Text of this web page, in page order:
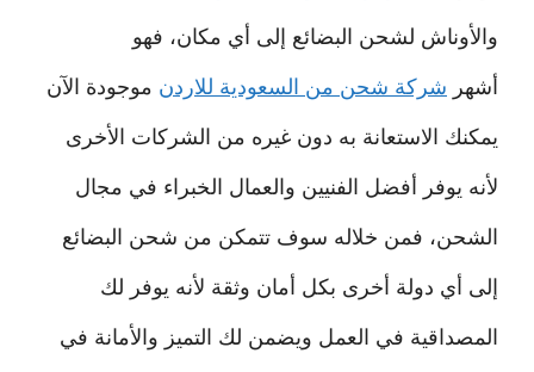
والأوناش لشحن البضائع إلى أي مكان، فهو
أشهر شركة شحن من السعودية للاردن موجودة الآن
يمكنك الاستعانة به دون غيره من الشركات الأخرى
لأنه يوفر أفضل الفنيين والعمال الخبراء في مجال
الشحن، فمن خلاله سوف تتمكن من شحن البضائع
إلى أي دولة أخرى بكل أمان وثقة لأنه يوفر لك
المصداقية في العمل ويضمن لك التميز والأمانة في